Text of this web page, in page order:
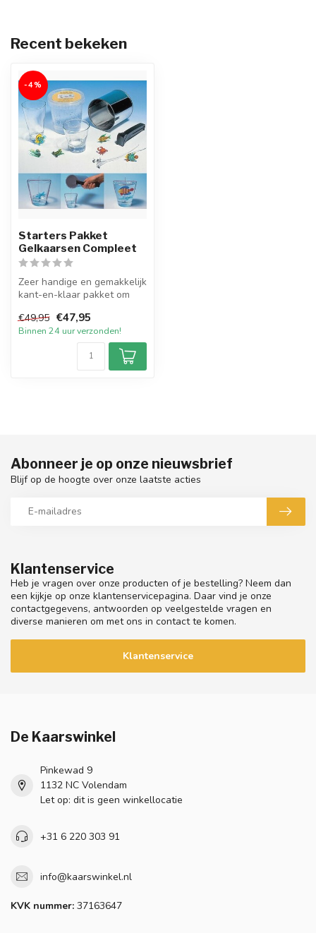
Recent bekeken
-4%
Starters Pakket
Gelkaarsen Compleet
Zeer handige en gemakkelijk
kant-en-klaar pakket om
Vo...
€49,95 €47,95
Binnen 24 uur verzonden!
Klantenservice
Heb je vragen over onze producten of je bestelling? Neem dan
een kijkje op onze klantenservicepagina. Daar vind je onze
contactgegevens, antwoorden op veelgestelde vragen en
diverse manieren om met ons in contact te komen.
Klantenservice
Abonneer je op onze nieuwsbrief
Blijf op de hoogte over onze laatste acties
De Kaarswinkel
Pinkewad 9
1132 NC Volendam
Let op: dit is geen winkellocatie
+31 6 220 303 91
info@kaarswinkel.nl
KVK nummer: 37163647